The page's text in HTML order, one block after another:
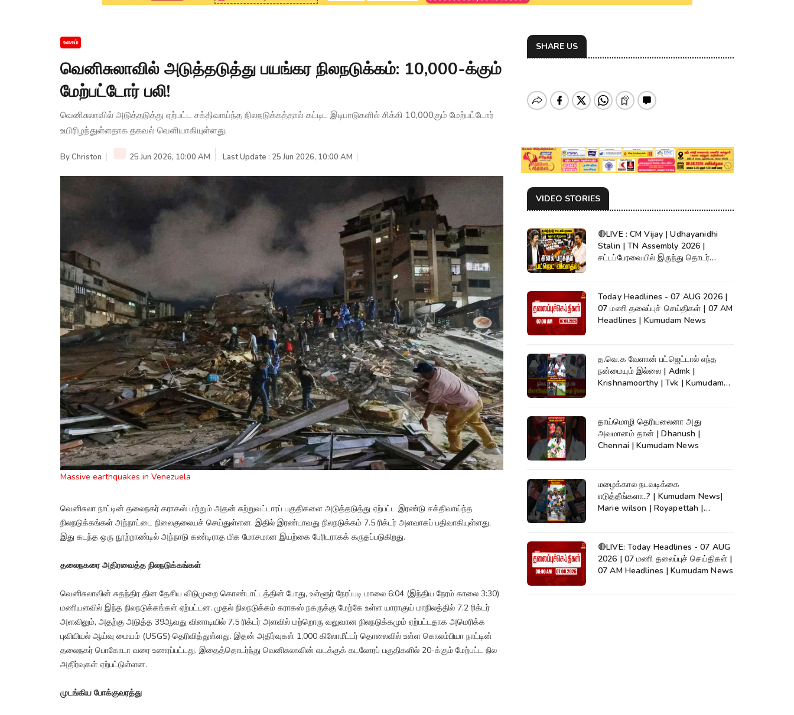
உலகம்
வெனிசுலாவில் அடுத்தடுத்து பயங்கர நிலநடுக்கம்: 10,000-க்கும்
மேற்பட்டோர் பலி!
வெனிசுலாவில் அடுத்தடுத்து ஏற்பட்ட சக்திவாய்ந்த நிலநடுக்கத்தால் கட்டிட இடிபாடுகளில் சிக்கி 10,000கும் மேற்பட்டோர்
உயிரிழந்துள்ளதாக தகவல் வெளியாகியுள்ளது.
ByChriston 25 Jun 2026, 10:00 AM Last Update : 25 Jun 2026, 10:00 AM
Massive earthquakes in Venezuela
வெனிசுலா நாட்டின் தலைநகர் கராகஸ் மற்றும் அதன் சுற்றுவட்டாரப் பகுதிகளை அடுத்தடுத்து ஏற்பட்ட இரண்டு சக்திவாய்ந்த
நிலநடுக்கங்கள் அந்நாட்டை நிலைகுலையச் செய்துள்ளன. இதில் இரண்டாவது நிலநடுக்கம் 7.5 ரிக்டர் அளவாகப் பதிவாகியுள்ளது,
இது கடந்த ஒரு நூற்றாண்டில் அந்நாடு கண்டிராத மிக மோசமான இயற்கை பேரிடராகக் கருதப்படுகிறது.
தலைநகரை அதிரவைத்த நிலநடுக்கங்கள்
வெனிசுலாவின் சுதந்திர தின தேசிய விடுமுறை கொண்டாட்டத்தின் போது, உள்ளூர் நேரப்படி மாலை 6:04 (இந்திய நேரம் காலை 3:30)
மணியளவில் இந்த நிலநடுக்கங்கள் ஏற்பட்டன. முதல் நிலநடுக்கம் கராகஸ் நகருக்கு மேற்கே உள்ள யாராகுய் மாநிலத்தில் 7.2 ரிக்டர்
அளவிலும், அதற்கு அடுத்த 39ஆவது வினாடியில் 7.5 ரிக்டர் அளவில் மற்றொரு வலுவான நிலநடுக்கமும் ஏற்பட்டதாக அமெரிக்க
புவியியல் ஆய்வு மையம் (USGS) தெரிவித்துள்ளது. இதன் அதிர்வுகள் 1,000 கிலோமீட்டர் தொலைவில் உள்ள கொலம்பியா நாட்டின்
தலைநகர் பொகோடா வரை உணரப்பட்டது. இதைத்தொடர்ந்து வெனிசுலாவின் வடக்குக் கடலோரப் பகுதிகளில் 20-க்கும் மேற்பட்ட நில
அதிர்வுகள் ஏற்பட்டுள்ளன.
முடங்கிய போக்குவரத்து
SHARE US
VIDEO STORIES
🔴LIVE : CM Vijay | Udhayanidhi
Stalin | TN Assembly 2026 |
சட்டப்பேரவையில் இருந்து தொடர்
Today Headlines - 07 AUG 2026 |
07 மணி தலைப்புச் செய்திகள் | 07 AM
Headlines | Kumudam News
த.வெ.க வேளான் பட்ஜெட்டால் எந்த
நன்மையும் இல்லை | Admk |
Krishnamoorthy | Tvk | Kumudam
தாய்மொழி தெரியலைனா அது
அவமானம் தான் | Dhanush |
Chennai | Kumudam News
மழைக்கால நடவடிக்கை
எடுத்தீங்களா..? | Kumudam News|
Marie wilson | Royapettah |
🔴LIVE: Today Headlines - 07 AUG
2026 | 07 மணி தலைப்புச் செய்திகள் |
07 AM Headlines | Kumudam News